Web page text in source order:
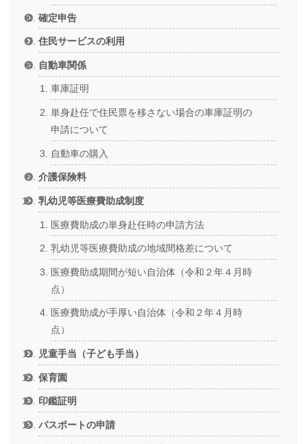
確定申告
住民サービスの利用
自動車関係
車庫証明
単身赴任で住民票を移さない場合の車庫証明の
申請について
自動車の購入
介護保険料
乳幼児等医療費助成制度
医療費助成の単身赴任時の申請方法
乳幼児等医療費助成の地域間格差について
医療費助成期間が短い自治体（令和２年４月時
点）
医療費助成が手厚い自治体（令和２年４月時
点）
児童手当（子ども手当）
保育園
印鑑証明
パスポートの申請